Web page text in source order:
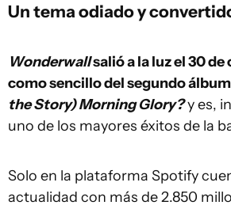
Un tema odiado y
Wonderwallsalió a la luz el 30
como sencillo del segundo
the Story) Morning Glory?y es,
uno de los mayores éxitos de la
Solo en la plataforma Spotify
actualidad con más de 2.850